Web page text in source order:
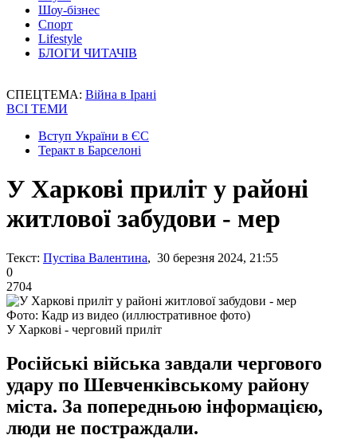
Шоу-бізнес
Спорт
Lifestyle
БЛОГИ ЧИТАЧІВ
СПЕЦТЕМА: Війна в Ірані
ВСІ ТЕМИ
Вступ України в ЄС
Теракт в Барселоні
У Харкові приліт у районі
житлової забудови - мер
Текст: Пустіва Валентина, 30 березня 2024, 21:55
0
2704
Фото: Кадр из видео (иллюстративное фото)
У Харкові - черговий приліт
Російські війська завдали чергового
удару по Шевченківському району
міста. За попередньою інформацією,
люди не постраждали.